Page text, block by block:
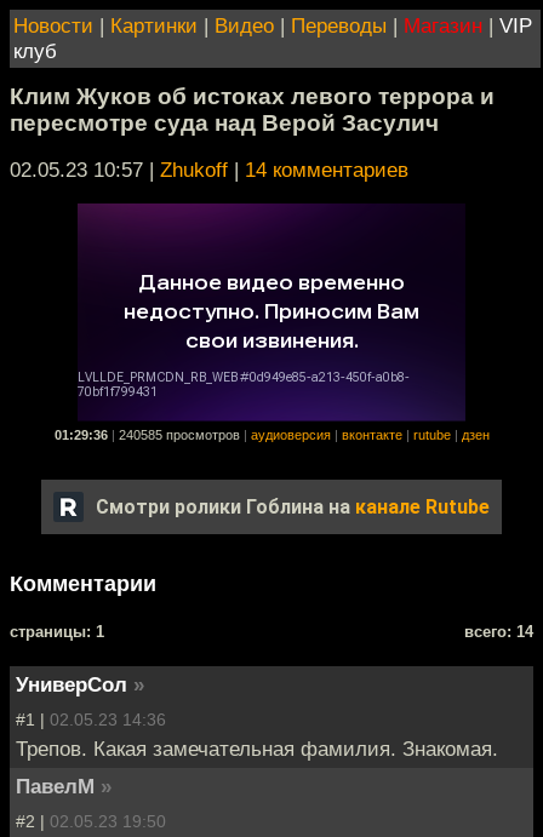
Новости | Картинки | Видео | Переводы | Магазин | VIP
клуб
Клим Жуков об истоках левого террора и
пересмотре суда над Верой Засулич
02.05.23 10:57 | Zhukoff | 14 комментариев
01:29:36 240585 просмотров аудиоверсия вконтакте rutube дзен
Смотри ролики Гоблина на канале Rutube
Комментарии
cтраницы: 1 всего: 14
УниверСол »
#1 | 02.05.23 14:36
Трепов. Какая замечательная фамилия. Знакомая.
ПавелМ »
#2 | 02.05.23 19:50